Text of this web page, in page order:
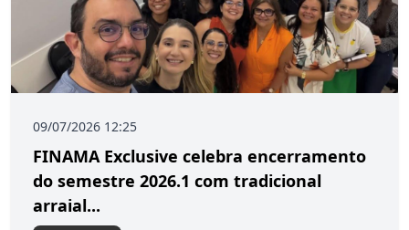
09/07/2026 12:25
FINAMA Exclusive celebra encerramento
do semestre 2026.1 com tradicional
arraial...